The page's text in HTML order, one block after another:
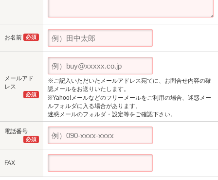
お名前 必須
メールアド
レス
必須
※ご記入いただいたメールアドレス宛てに、お問合せ内容の確
認メールをお送りいたします。
※Yahoo!メールなどのフリーメールをご利用の場合、迷惑メー
ルフォルダに入る場合があります。
迷惑メールのフォルダ・設定等をご確認下さい。
電話番号
必須
FAX